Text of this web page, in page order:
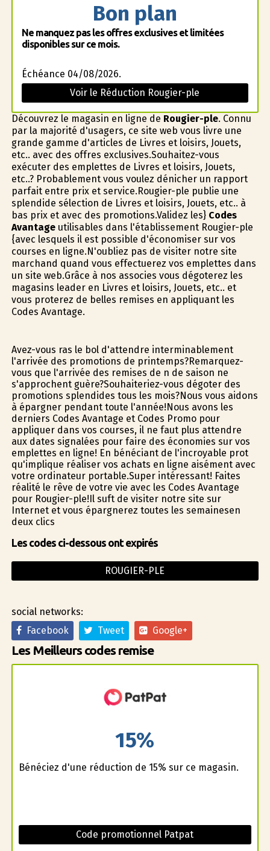
Bon plan
Ne manquez pas les offres exclusives et limitées
disponibles sur ce mois.
Échéance 04/08/2026.
Voir le Réduction Rougier-ple
Découvrez le magasin en ligne de Rougier-ple. Connu
par la majorité d'usagers, ce site web vous livre une
grande gamme d'articles de Livres et loisirs, Jouets,
etc.. avec des offres exclusives.Souhaitez-vous
exécuter des emplettes de Livres et loisirs, Jouets,
etc..? Probablement vous voulez dénicher un rapport
parfait entre prix et service.Rougier-ple publie une
splendide sélection de Livres et loisirs, Jouets, etc.. à
bas prix et avec des promotions.Validez les} Codes
Avantageutilisables dans l'établissement Rougier-ple
{avec lesquels il est possible d'économiser sur vos
courses en ligne.N'oubliez pas de visiter notre site
marchand quand vous effectuerez vos emplettes dans
un site web.Grâce à nos associes vous dégoterez les
magasins leader en Livres et loisirs, Jouets, etc.. et
vous profiterez de belles remises en appliquant les
Codes Avantage.
Avez-vous ras le bol d'attendre interminablement
l'arrivée des promotions de printemps?Remarquez-
vous que l'arrivée des remises de fin de saison ne
s'approchent guère?Souhaiteriez-vous dégoter des
promotions splendides tous les mois?Nous vous aidons
à épargner pendant toute l'année!Nous avons les
derniers Codes Avantage et Codes Promo pour
appliquer dans vos courses, il ne faut plus attendre
aux dates signalées pour faire des économies sur vos
emplettes en ligne! En bénéficiant de l'incroyable profit
qu'implique réaliser vos achats en ligne aisément avec
votre ordinateur portable.Super intéressant! Faites
réalité le rêve de votre vie avec les Codes Avantage
pour Rougier-ple!Il suffit de visiter notre site sur
Internet et vous épargnerez toutes les semainesen
deux clics
Les codes ci-dessous ont expirés
ROUGIER-PLE
social networks:
Facebook
Tweet Google+
Les Meilleurs codes remise
15%
Bénéficiez d'une réduction de 15% sur ce magasin.
Code promotionnel Patpat